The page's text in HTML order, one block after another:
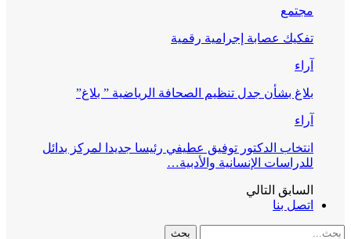
مجتمع
تفكيك عصابة إجرامية رقمية
آراء
بلاغ بشأن جدل تنظيم الصحافة الرياضية ” بلاغ”
آراء
انتخاب الدكتور توفيق عطيفي رئيسا جديدا لمركز بدائل
للدراسات الإنسانية والأدبية…
السابق التالي
اتصل بنا